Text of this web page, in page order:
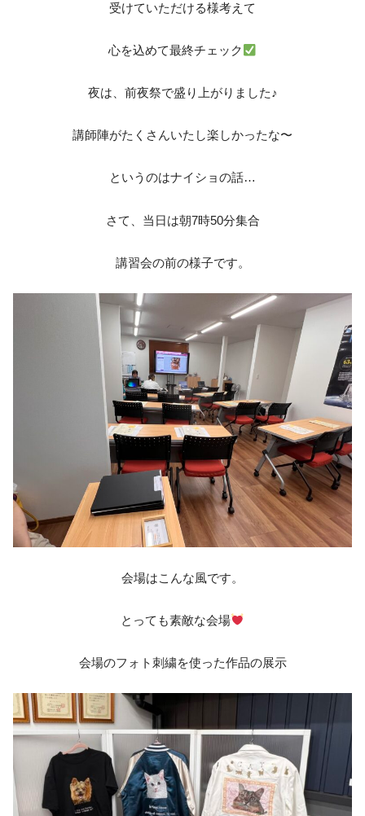
受けていただける様考えて
心を込めて最終チェック
夜は、前夜祭で盛り上がりました♪
講師陣がたくさんいたし楽しかったな〜
というのはナイショの話…
さて、当日は朝7時50分集合
講習会の前の様子です。
会場はこんな風です。
とっても素敵な会場
会場のフォト刺繍を使った作品の展示